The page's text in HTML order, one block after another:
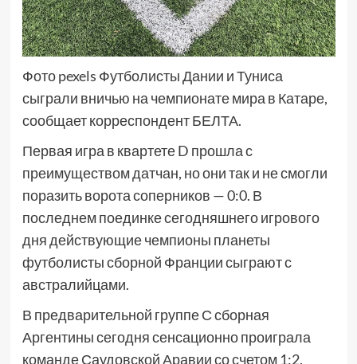
Фото pexels Футболисты Дании и Туниса
сыграли вничью на чемпионате мира в Катаре,
сообщает корреспондент БЕЛТА.
Первая игра в квартете D прошла с
преимуществом датчан, но они так и не смогли
поразить ворота соперников — 0:0. В
последнем поединке сегодняшнего игрового
дня действующие чемпионы планеты
футболисты сборной Франции сыграют с
австралийцами.
В предварительной группе С сборная
Аргентины сегодня сенсационно проиграла
команде Саудовской Аравии со счетом 1:2.